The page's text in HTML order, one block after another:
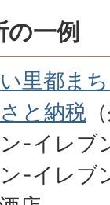
の一例
里都ま
と納税
-イレブ
-イレブ